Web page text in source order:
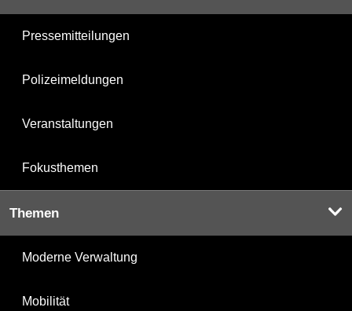
Pressemitteilungen
Polizeimeldungen
Veranstaltungen
Fokusthemen
Themen
Moderne Verwaltung
Mobilität